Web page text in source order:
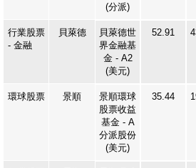
衍生產品知識
(分派)
行業股票
- 金融
貝萊德
貝萊德世
界金融基
金 - A2
(美元)
52.91
環球股票 景順
景順環球
股票收益
基金 - A
分派股份
(美元)
35.44